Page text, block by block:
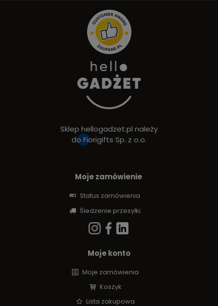
Sklep hellogadzet.pl należy
do Fiorigifts Sp. z o.o.
Moje zamówienie
Status zamówienia
Śledzenie przesyłki
Moje konto
Moje zamówienia
Koszyk
Lista zakupowa